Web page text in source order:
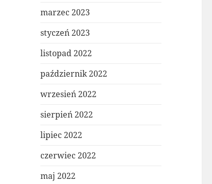
marzec 2023
styczeń 2023
listopad 2022
październik 2022
wrzesień 2022
sierpień 2022
lipiec 2022
czerwiec 2022
maj 2022